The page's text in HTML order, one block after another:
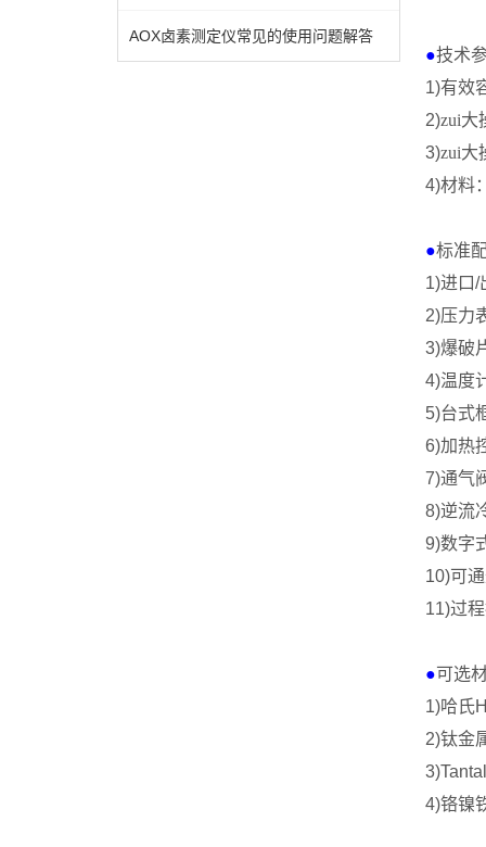
AOX卤素测定仪常见的使用问题解答
●技术
1)有效
2)zui大
3)zui大
4)材料
●标准
1)进口/
2)压力
3)爆破
4)温度
5)台式
6)加热
7)通气
8)逆流
9)数字
10)可
11)过
●可选
1)哈氏
2)钛金
4)铬镍